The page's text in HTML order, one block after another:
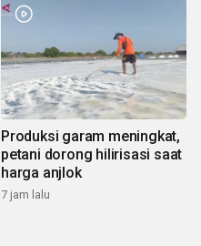
Produksi garam meningkat,
petani dorong hilirisasi saat
harga anjlok
7 jam lalu